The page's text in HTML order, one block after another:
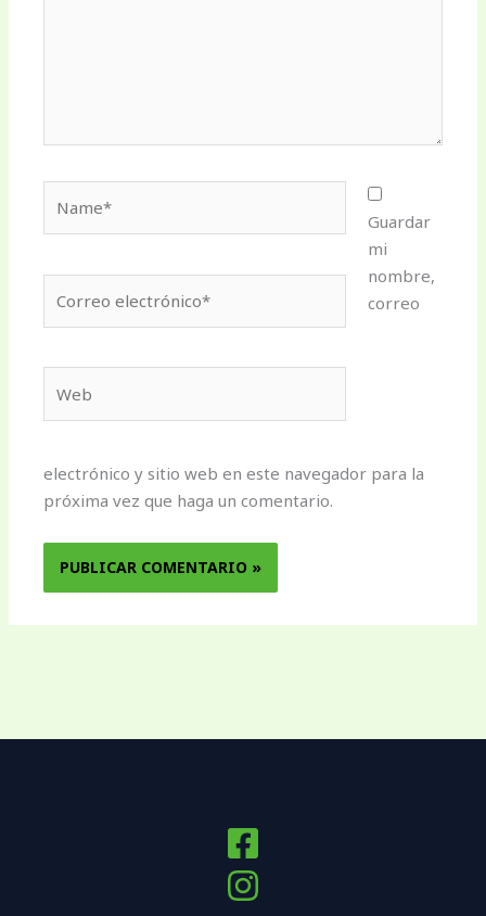
electrónico*
Guardar
mi
nombre,
correo
electrónico y sitio web en este navegador para la
próxima vez que haga un comentario.